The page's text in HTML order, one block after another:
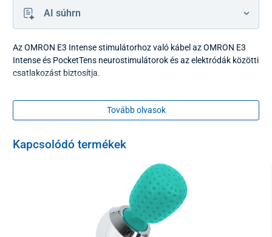
AI súhrn
Az OMRON E3 Intense stimulátorhoz való kábel az OMRON E3
Intense és PocketTens neurostimulátorok és az elektródák közötti
csatlakozást biztosítja.
Tovább olvasok
Kapcsolódó termékek